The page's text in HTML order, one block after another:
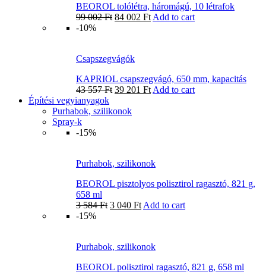
BEOROL tolólétra, háromágú, 10 létrafok
99 002Ft 84 002 Ft Add to cart
-10%
Csapszegvágók
KAPRIOL csapszegvágó, 650 mm, kapacitás
43 557Ft 39 201 Ft Add to cart
Építési vegyianyagok
Purhabok, szilikonok
Spray-k
-15%
Purhabok, szilikonok
BEOROL pisztolyos polisztirol ragasztó, 821 g,
658 ml
3 584Ft 3 040 Ft Add to cart
-15%
Purhabok, szilikonok
BEOROL polisztirol ragasztó, 821 g, 658 ml